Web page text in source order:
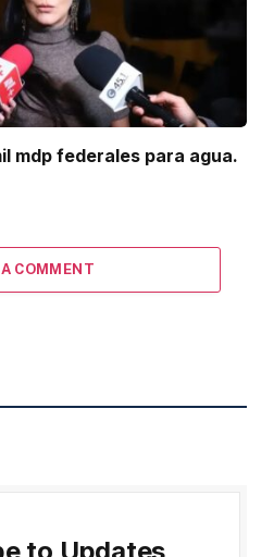
mdp federales para agua.
COMMENT